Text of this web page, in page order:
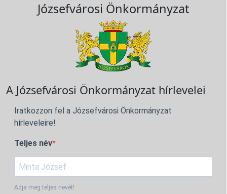
Józsefvárosi Önkormányzat
A Józsefvárosi Önkormányzat hírlevelei
Iratkozzon fel a Józsefvárosi Önkormányzat
hírleveleire!
Teljes név
Adja meg teljes nevét!